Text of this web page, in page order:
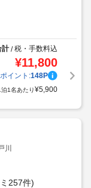
計/税・手数料込
¥11,800
イント:148P
泊1名あたり¥5,900
川
257件)